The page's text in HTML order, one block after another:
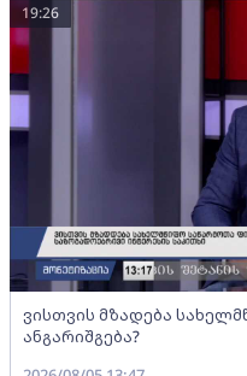
ვისთვის მზადება
ანგარიშგება?
19:26